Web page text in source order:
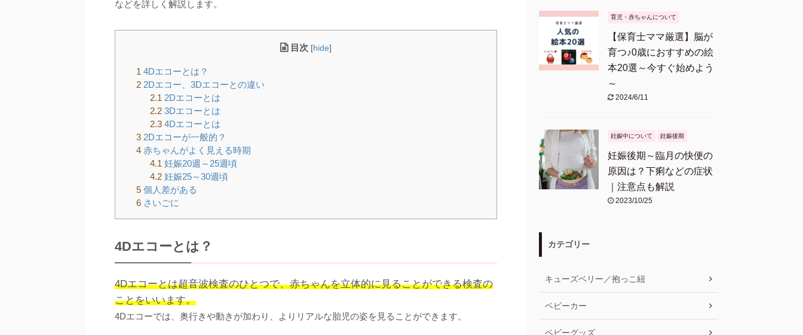
などを詳しく解説します。
目次 [hide]
1 4Dエコーとは？
2 2Dエコー、3Dエコーとの違い
2.12Dエコーとは
2.23Dエコーとは
2.34Dエコーとは
3 2Dエコーが一般的？
4 赤ちゃんがよく見える時期
4.1妊娠20週～25週頃
4.2妊娠25～30週頃
5 個人差がある
6 さいごに
4Dエコーとは？
4Dエコーとは超音波検査のひとつで、赤ちゃんを立体的に見ることができる検査の
ことをいいます。
4Dエコーでは、奥行きや動きが加わり、よりリアルな胎児の姿を見ることができます。
育児・赤ちゃんについて
【保育士ママ厳選】脳が
育つ♪0歳におすすめの絵
本20選～今すぐ始めよう
～
2024/6/11
妊娠中について 妊娠後期
妊娠後期～臨月の快便の
原因は？下痢などの症状
｜注意点も解説
2023/10/25
カテゴリー
キューズベリー／抱っこ紐
ベビーカー
ベビーグッズ